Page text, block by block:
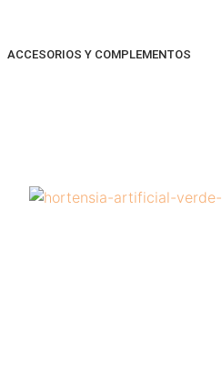
ACCESORIOS Y COMPLEMENTOS